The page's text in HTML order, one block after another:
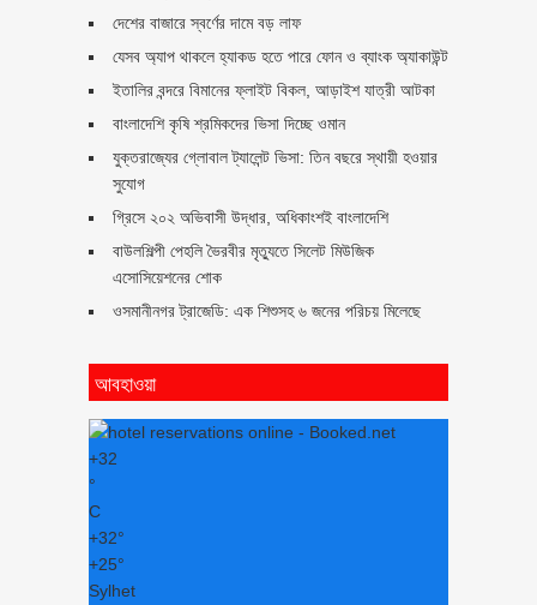
দেশের বাজারে স্বর্ণের দামে বড় লাফ
যেসব অ্যাপ থাকলে হ্যাকড হতে পারে ফোন ও ব্যাংক অ্যাকাউন্ট
ইতালির বন্দরে বিমানের ফ্লাইট বিকল, আড়াইশ যাত্রী আটকা
বাংলাদেশি কৃষি শ্রমিকদের ভিসা দিচ্ছে ওমান
যুক্তরাজ্যের গ্লোবাল ট্যালেন্ট ভিসা: তিন বছরে স্থায়ী হওয়ার
সুযোগ
গ্রিসে ২০২ অভিবাসী উদ্ধার, অধিকাংশই বাংলাদেশি
বাউলশিল্পী পেহলি ভৈরবীর মৃত্যুতে সিলেট মিউজিক
এসোসিয়েশনের শোক
ওসমানীনগর ট্রাজেডি: এক শিশুসহ ৬ জনের পরিচয় মিলেছে
আবহাওয়া
+32
°
C
+32°
+25°
Sylhet